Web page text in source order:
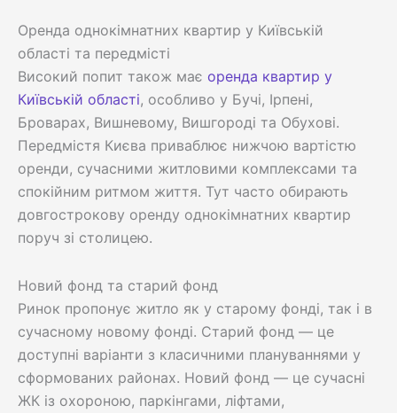
Оренда однокімнатних квартир у Київській
області та передмісті
Високий попит також має оренда квартир у
Київській області, особливо у Бучі, Ірпені,
Броварах, Вишневому, Вишгороді та Обухові.
Передмістя Києва приваблює нижчою вартістю
оренди, сучасними житловими комплексами та
спокійним ритмом життя. Тут часто обирають
довгострокову оренду однокімнатних квартир
поруч зі столицею.
Новий фонд та старий фонд
Ринок пропонує житло як у старому фонді, так і в
сучасному новому фонді. Старий фонд — це
доступні варіанти з класичними плануваннями у
сформованих районах. Новий фонд — це сучасні
ЖК із охороною, паркінгами, ліфтами,